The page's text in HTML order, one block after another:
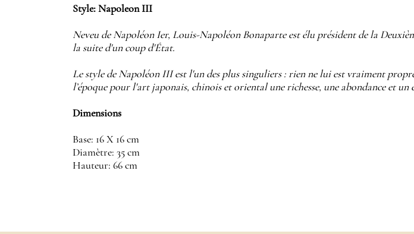
Style: Napoleon III
Neveu de Napoléon Ier, Louis-Napoléon Bonaparte est élu président de la
la suite d'un coup d'État.
Le style de Napoléon III est l'un des plus singuliers : rien ne lui est vraiment
l’époque pour l'art japonais, chinois et oriental une richesse, une abondance et un
Dimensions
Base: 16 X 16 cm
Diamètre: 35 cm
Hauteur: 66 cm